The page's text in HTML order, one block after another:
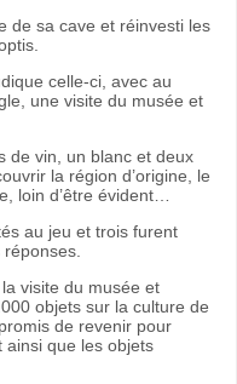
de sa cave et réinvesti les
celle-ci, avec au
une visite du musée et
de vin, un blanc et deux
la région d’origine, le
loin d’être évident…
au jeu et trois furent
visite du musée et
objets sur la culture de
de revenir pour
ainsi que les objets